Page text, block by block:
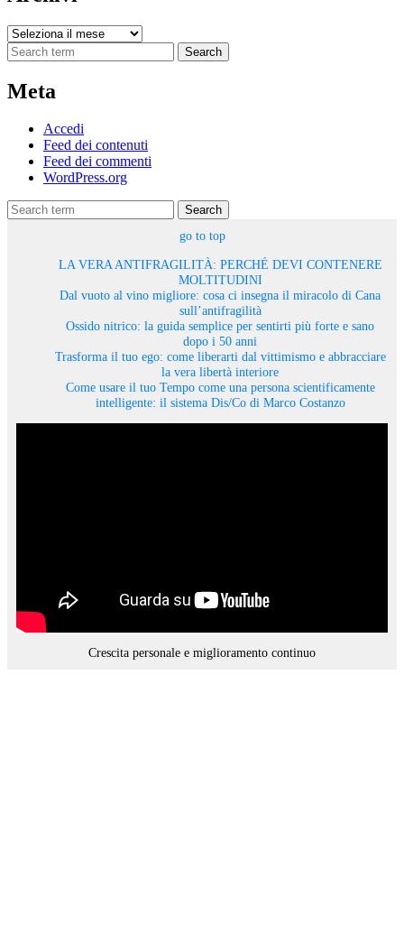
Archivi
Search
Meta
Accedi
Feed dei contenuti
Feed dei commenti
WordPress.org
Search
go to top
LA VERA ANTIFRAGILITÀ: PERCHÉ DEVI CONTENERE
MOLTITUDINI
Dal vuoto al vino migliore: cosa ci insegna il miracolo di Cana
sull’antifragilità
Ossido nitrico: la guida semplice per sentirti più forte e sano
dopo i 50 anni
Trasforma il tuo ego: come liberarti dal vittimismo e abbracciare
la vera libertà interiore
Come usare il tuo Tempo come una persona scientificamente
intelligente: il sistema Dis/Co di Marco Costanzo
Crescita personale e miglioramento continuo